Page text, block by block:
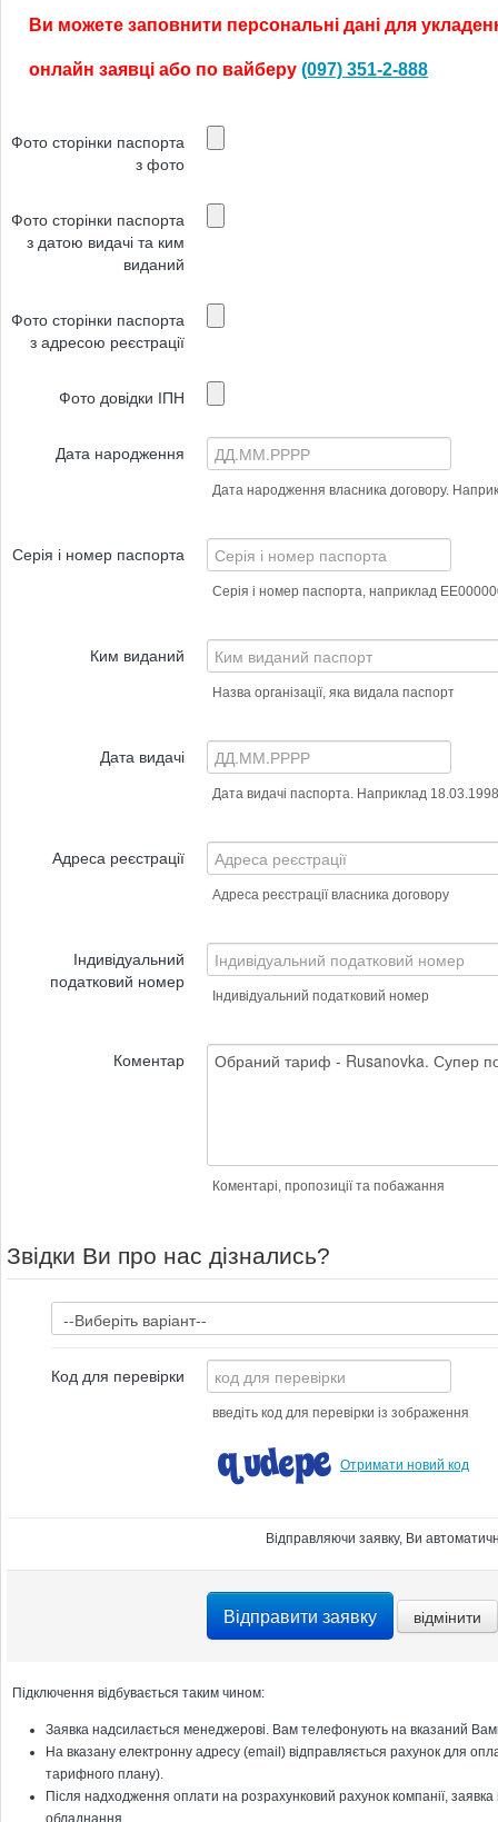
Ви можете заповнити персональні дані для
онлайн заявці або по вайберу (097) 351-2-888
Фото сторінки паспорта
з фото
Фото сторінки паспорта
з датою видачі та ким
виданий
Фото сторінки паспорта
з адресою реєстрації
Фото довідки ІПН
Дата народження
Дата народження власника договору.
Серія і номер паспорта
Серія і номер паспорта, наприклад
Ким виданий
Назва організації, яка видала паспорт
Дата видачі
Дата видачі паспорта. Наприклад 18.03.1998
Адреса реєстрації
Адреса реєстрації власника договору
Індивідуальний
податковий номер
Індивідуальний податковий номер
Коментар
Коментарі, пропозиції та побажання
Звідки Ви про нас дізнались?
Код для перевірки
введіть код для перевірки із зображення
Отримати новий код
Відправляючи заявку, Ви
Підключення відбувається таким чином:
Заявка надсилається менеджерові. Вам телефонують на вказаний
На вказану електронну адресу (email) відправляється рахунок для
тарифного плану).
Після надходження оплати на розрахунковий рахунок компанії,
обладнання.